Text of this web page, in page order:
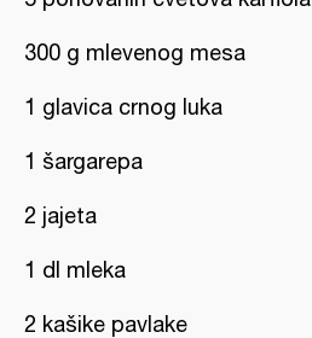
300 g mlevenog mesa
1 glavica crnog luka
1 šargarepa
2 jajeta
1 dl mleka
2 kašike pavlake